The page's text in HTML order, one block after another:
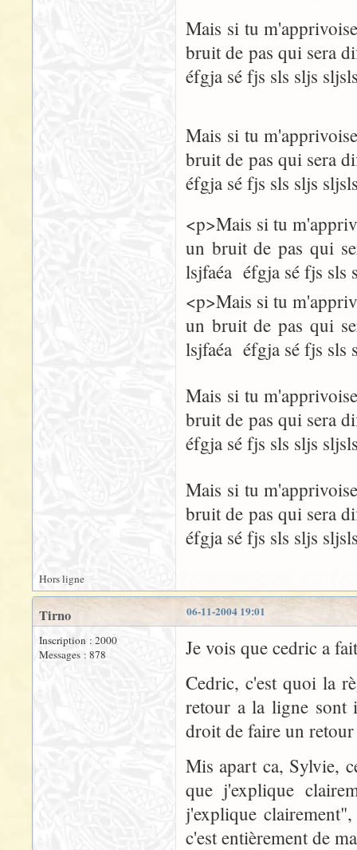
Mais si tu
bruit de pas qui sera
éfgja sé fjs sls sljs
Mais si tu
bruit de pas qui sera
éfgja sé fjs sls sljs
<p>Mais si tu
un bruit de pas qui
lsjfaéa éfgja sé fjs
<p>Mais si tu
un bruit de pas qui
lsjfaéa éfgja sé fjs
Mais si tu
bruit de pas qui sera
éfgja sé fjs sls sljs
Mais si tu
bruit de pas qui sera
éfgja sé fjs sls sljs
Hors ligne
06-11-2004 19:01
Tirno
Inscription : 2000
Messages : 878
Je vois que cedric a
Cedric, c'est quoi la
retour a la ligne sont
droit de faire un
Mis apart ca, Sylvie,
que j'explique
j'explique
c'est entièrement de